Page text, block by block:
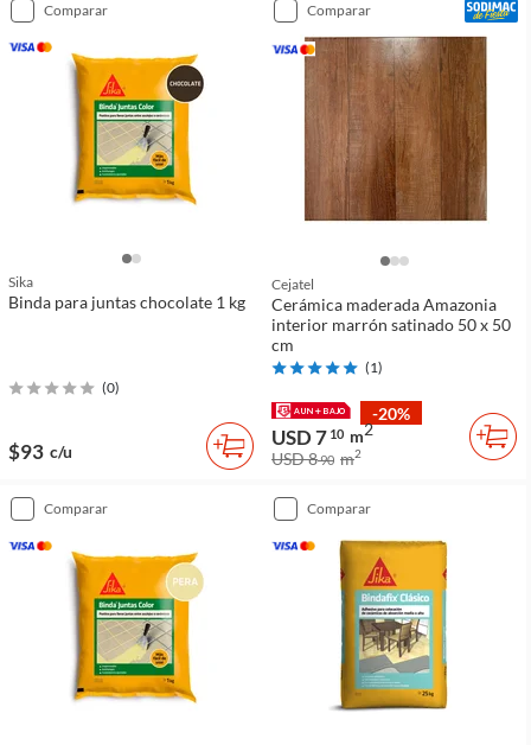
comparar
Sika
Binda para juntas chocolate 1 kg
(0)
$93 c/u
comparar
Cejatel
Cerámica maderada Amazonia
interior marrón satinado 50 x 50
cm
(1)
-20%
USD 7 10 m2
USD 890 m2
comparar comparar